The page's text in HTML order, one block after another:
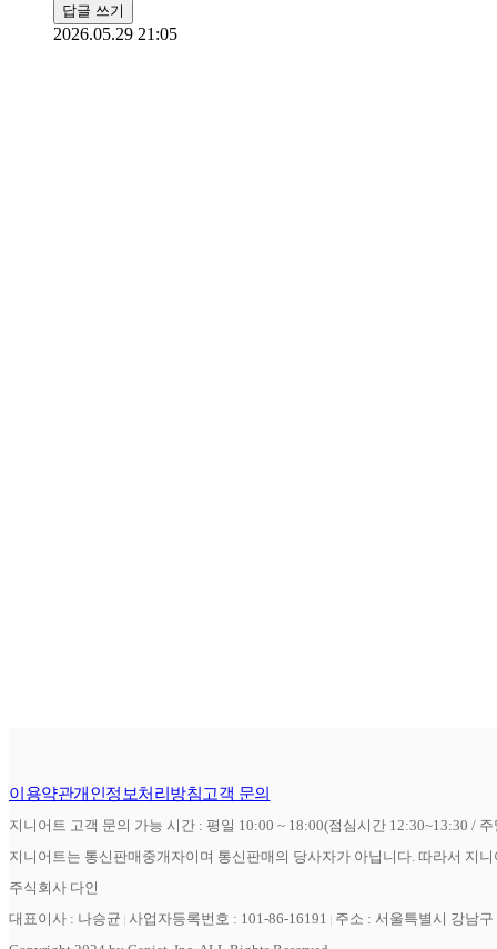
답글 쓰기
2026.05.29 21:05
이용약관개인정보처리방침고객 문의
지니어트 고객 문의 가능 시간 : 평일 10:00 ~ 18:00(점심시간 12:30~13:30 /
지니어트는 통신판매중개자이며 통신판매의 당사자가 아닙니다. 따라서 지
주식회사 다인
대표이사 : 나승균 사업자등록번호 : 101-86-16191
주소 : 서울특별시 강남